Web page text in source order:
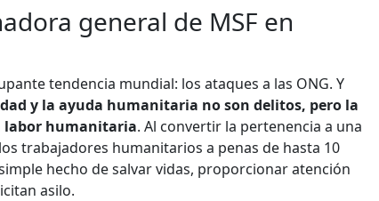
general de MSF en
tendencia mundial: los ataques a las ONG. Y
y la ayuda humanitaria no son delitos, pero la
labor humanitaria. Al convertir la pertenencia a una
trabajadores humanitarios a penas de hasta 10
hecho de salvar vidas, proporcionar atención
asilo.